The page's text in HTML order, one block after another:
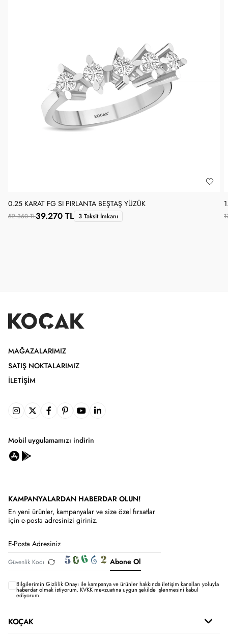
0.25 KARAT FG SI PIRLANTA BEŞTAŞ YÜZÜK
52.350 TL39.270 TL 3 Taksit İmkanı
MAĞAZALARIMIZ
SATIŞ NOKTALARIMIZ
İLETIŞIM
Mobil uygulamamızı indirin
KAMPANYALARDAN HABERDAR OLUN!
En yeni ürünler, kampanyalar ve size özel fırsatlar
için e-posta adresinizi giriniz.
Abone Ol
Bilgilerimin Gizlilik Onayı ile kampanya ve ürünler hakkında iletişim kanalları yoluyla
haberdar olmak istiyorum.KVKK mevzuatına uygun şekilde işlenmesini kabul
ediyorum.
KOÇAK